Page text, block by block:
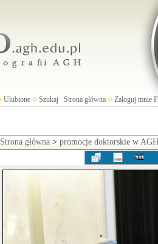
Ulubione Szukaj Strona główna Zaloguj mnie
Strona główna > promocje doktorskie w AGH